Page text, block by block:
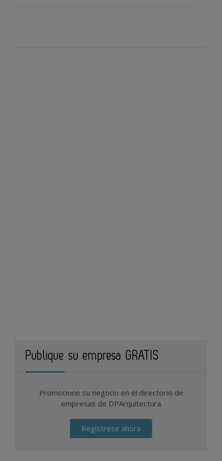
Publique su empresa GRATIS
Promocione su negocio en el directorio de
empresas de DPArquitectura
Regístrese ahora